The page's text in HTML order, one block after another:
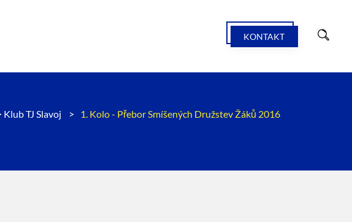
KONTAKT
Klub TJ Slavoj > 1. Kolo - Přebor Smíšených Družstev Žáků 2016